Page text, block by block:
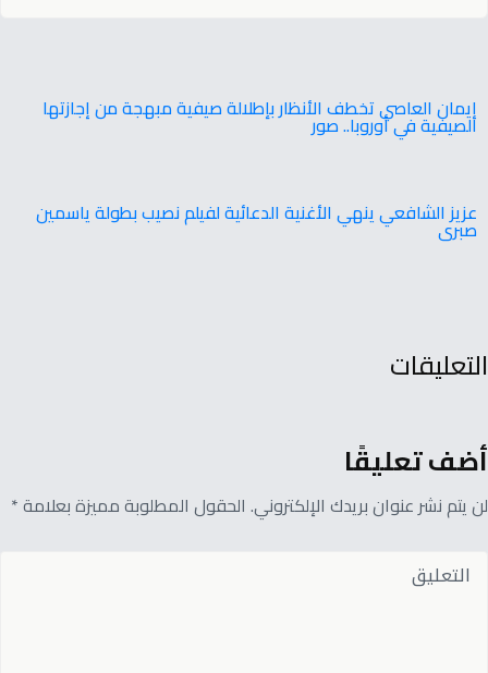
إيمان العاصي تخطف الأنظار بإطلالة صيفية مبهجة من إجازتها
الصيفية في أوروبا.. صور
عزيز الشافعي ينهي الأغنية الدعائية لفيلم نصيب بطولة ياسمين
صبرى
التعليقات
أضف تعليقًا
لن يتم نشر عنوان بريدك الإلكتروني. الحقول المطلوبة مميزة بعلامة *